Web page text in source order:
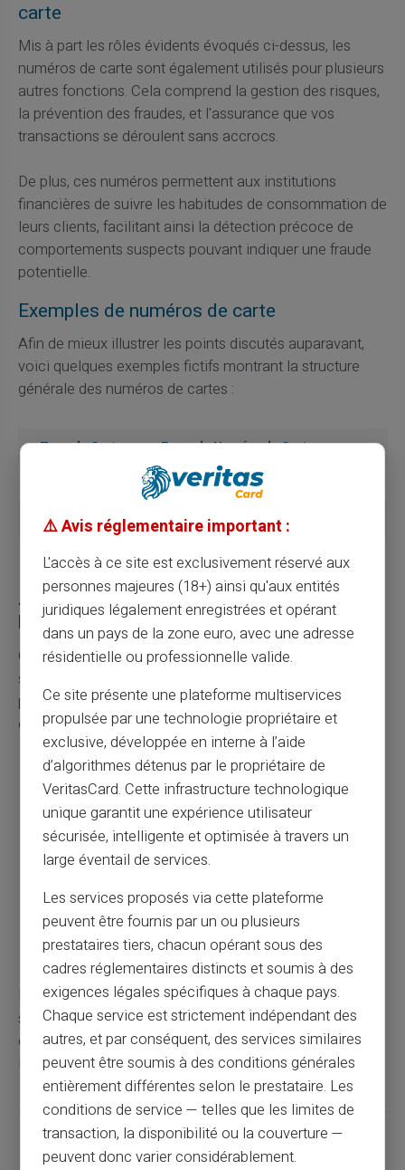
carte
Mis à part les rôles évidents évoqués ci-dessus, les
numéros de carte sont également utilisés pour plusieurs
autres fonctions. Cela comprend la gestion des risques,
la prévention des fraudes, et l'assurance que vos
transactions se déroulent sans accrocs.
De plus, ces numéros permettent aux institutions
financières de suivre les habitudes de consommation de
leurs clients, facilitant ainsi la détection précoce de
comportements suspects pouvant indiquer une fraude
potentielle.
Exemples de numéros de carte
Afin de mieux illustrer les points discutés auparavant,
voici quelques exemples fictifs montrant la structure
générale des numéros de cartes :
Type de Carte
Exemple Numéro de Carte
4123 4567 8901 2345
Mastercard
5123 4567 8901 2345
American Express
3782 456789 01234
Astuces pratiques pour gérer votre carte
bancaire
Gérer sa carte bancaire nécessite plus que simplement
savoir interpréter ses numéros. Voici quelques conseils
pratiques pour assurer une utilisation optimale de votre
carte :
Ne partagez jamais votre numéro de carte complet
ni votre numéro CVV/CVC avec des tiers non
fiables.
Méfiez-vous des courriels de phishing qui vous
demandent vos informations de carte.
les transactions suspectes.
Changez régulièrement vos codes PIN pour
renforcer la sécurité.
En gardant ces conseils à l'esprit, vous pouvez non
seulement comprendre la structure de votre numéro de
carte mais aussi assurer une meilleure protection contre
les éventuelles fraudes.
Partager cet article
⚠️ Avis réglementaire important :
L'accès à ce site est exclusivement réservé aux
personnes majeures (18+) ainsi qu'aux entités
juridiques légalement enregistrées et opérant
dans un pays de la zone euro, avec une adresse
résidentielle ou professionnelle valide.
Ce site présente une plateforme multiservices
propulsée par une technologie propriétaire et
exclusive, développée en interne à l’aide
d’algorithmes détenus par le propriétaire de
VeritasCard. Cette infrastructure technologique
unique garantit une expérience utilisateur
sécurisée, intelligente et optimisée à travers un
large éventail de services.
Les services proposés via cette plateforme
peuvent être fournis par un ou plusieurs
prestataires tiers, chacun opérant sous des
cadres réglementaires distincts et soumis à des
exigences légales spécifiques à chaque pays.
Chaque service est strictement indépendant des
autres, et par conséquent, des services similaires
peuvent être soumis à des conditions générales
entièrement différentes selon le prestataire. Les
conditions de service — telles que les limites de
transaction, la disponibilité ou la couverture —
peuvent donc varier considérablement.